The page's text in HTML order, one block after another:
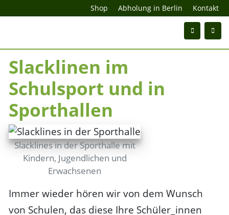
Shop Abholung in Berlin Kontakt
Slacklinen im
Schulsport und in
Sporthallen
Slacklines in der Sporthalle mit
Kindern, Jugendlichen und
Erwachsenen
Immer wieder hören wir von dem Wunsch
von Schulen, das diese Ihre Schüler_innen